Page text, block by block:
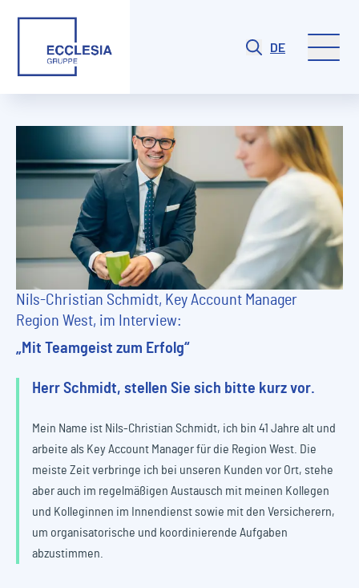
DE
Nils-Christian Schmidt, Key Account Manager
Region West, im Interview:
„Mit Teamgeist zum Erfolg“
Herr Schmidt, stellen Sie sich bitte kurz vor.
Mein Name ist Nils-Christian Schmidt, ich bin 41 Jahre alt und
arbeite als Key Account Manager für die Region West. Die
meiste Zeit verbringe ich bei unseren Kunden vor Ort, stehe
aber auch im regelmäßigen Austausch mit meinen Kollegen
und Kolleginnen im Innendienst sowie mit den Versicherern,
um organisatorische und koordinierende Aufgaben
abzustimmen.